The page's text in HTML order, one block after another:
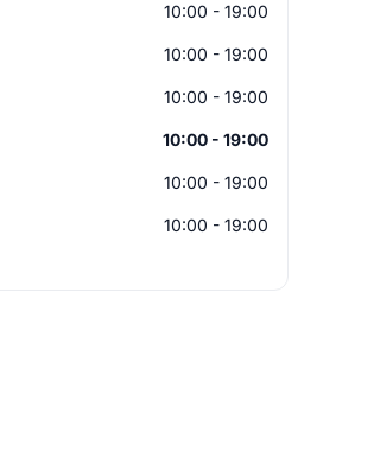
10:00 - 19:00
10:00 - 19:00
10:00 - 19:00
10:00 - 19:00
10:00 - 19:00
10:00 - 19:00